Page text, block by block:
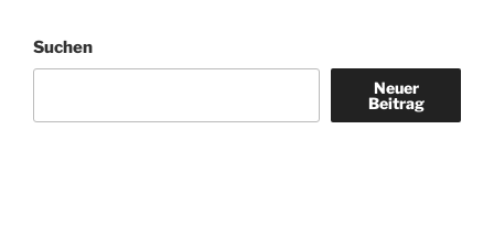
Suchen
Neuer
Beitrag